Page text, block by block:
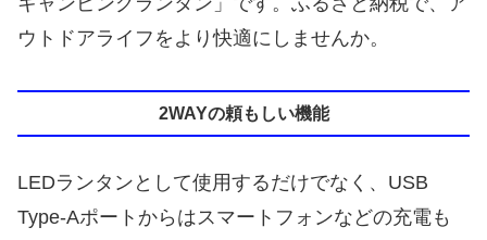
ウトドアライフをより快適にしませんか。
2WAYの頼もしい機能
LEDランタンとして使用するだけでなく、USB
Type-Aポートからはスマートフォンなどの充電も